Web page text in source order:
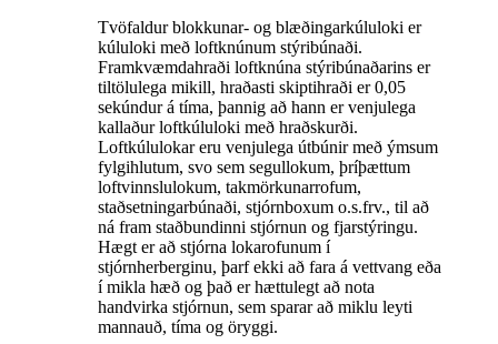
Tvöfaldur blokkunar- og blæðingarkúluloki er
kúluloki með loftknúnum stýribúnaði.
Framkvæmdahraði loftknúna stýribúnaðarins er
tiltölulega mikill, hraðasti skiptihraði er 0,05
sekúndur á tíma, þannig að hann er venjulega
kallaður loftkúluloki með hraðskurði.
Loftkúlulokar eru venjulega útbúnir með ýmsum
fylgihlutum, svo sem segullokum, þríþættum
loftvinnslulokum, takmörkunarrofum,
staðsetningarbúnaði, stjórnboxum o.s.frv., til að
ná fram staðbundinni stjórnun og fjarstýringu.
Hægt er að stjórna lokarofunum í
stjórnherberginu, þarf ekki að fara á vettvang eða
í mikla hæð og það er hættulegt að nota
handvirka stjórnun, sem sparar að miklu leyti
mannauð, tíma og öryggi.